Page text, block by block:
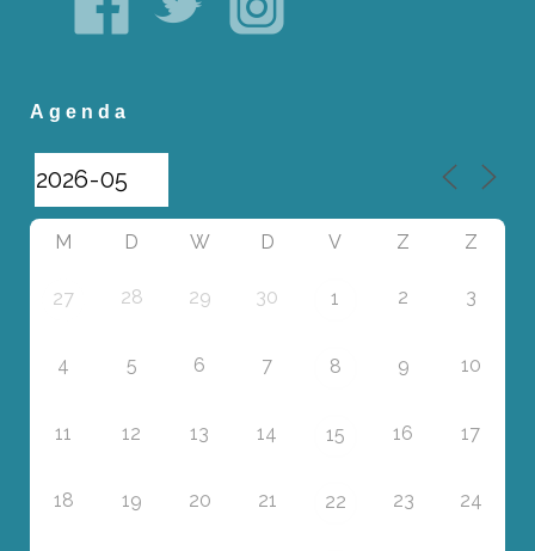
Agenda
M D W D V Z Z
27 28 29 30 1 2 3
4 5 6 7 8 9 10
11 12 13 14 15 16 17
18 19 20 21 22 23 24